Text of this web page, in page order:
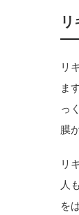
リ
ま
っ
膜
リ
人
を